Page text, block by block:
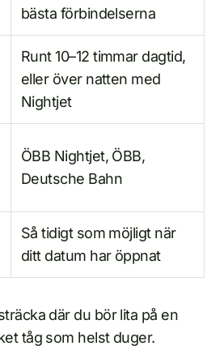
bästa förbindelserna
Runt 10–12 timmar dagtid,
eller över natten med
Nightjet
ÖBB Nightjet, ÖBB,
Deutsche Bahn
Så tidigt som möjligt när
ditt datum har öppnat
där du bör lita på en
tåg som helst duger.